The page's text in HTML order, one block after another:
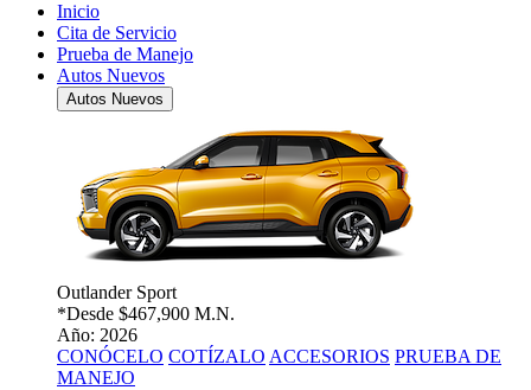
Inicio
Cita de Servicio
Prueba de Manejo
Autos Nuevos
Autos Nuevos
Outlander Sport
*Desde $467,900 M.N.
Año: 2026
CONÓCELO COTÍZALO ACCESORIOS PRUEBA DE
MANEJO